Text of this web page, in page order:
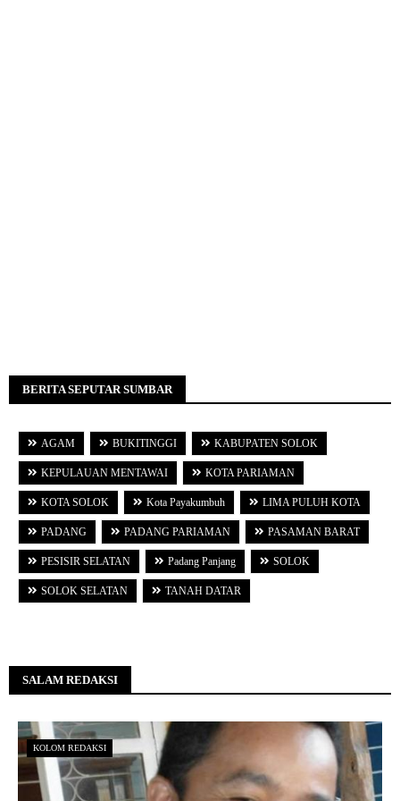
BERITA SEPUTAR SUMBAR
AGAM BUKITINGGI KABUPATEN SOLOK
KEPULAUAN MENTAWAI KOTA PARIAMAN
KOTA SOLOK Kota Payakumbuh LIMA PULUH KOTA
PADANG PADANG PARIAMAN PASAMAN BARAT
PESISIR SELATAN Padang Panjang SOLOK
SOLOK SELATAN TANAH DATAR
SALAM REDAKSI
KOLOM REDAKSI